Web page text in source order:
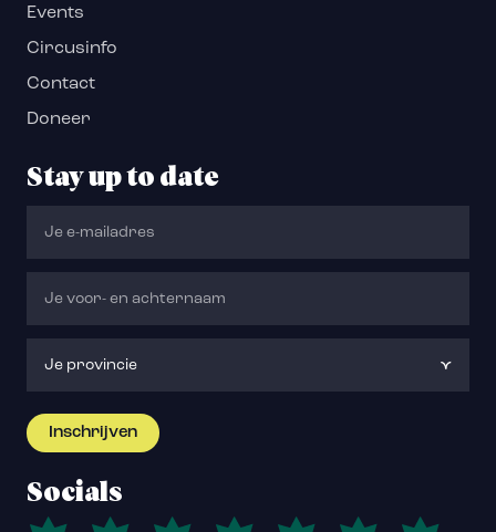
Events
Circusinfo
Contact
Doneer
Stay up to date
Socials